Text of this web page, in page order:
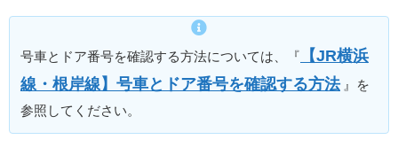
号車とドア番号を確認する方法については、『
【JR横浜
線・根岸線】号車とドア番号を確認する方法 』を
参照してください。